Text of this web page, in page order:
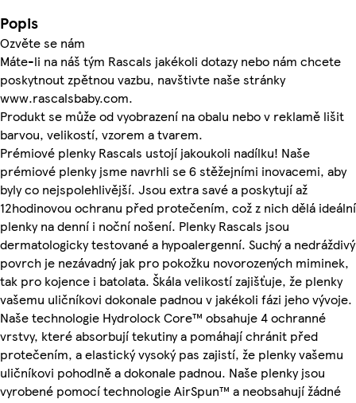
Popis
Ozvěte se nám
Máte-li na náš tým Rascals jakékoli dotazy nebo nám chcete
poskytnout zpětnou vazbu, navštivte naše stránky
www.rascalsbaby.com.
Produkt se může od vyobrazení na obalu nebo v reklamě lišit
barvou, velikostí, vzorem a tvarem.
Prémiové plenky Rascals ustojí jakoukoli nadílku! Naše
prémiové plenky jsme navrhli se 6 stěžejními inovacemi, aby
byly co nejspolehlivější. Jsou extra savé a poskytují až
12hodinovou ochranu před protečením, což z nich dělá ideální
plenky na denní i noční nošení. Plenky Rascals jsou
dermatologicky testované a hypoalergenní. Suchý a nedráždivý
povrch je nezávadný jak pro pokožku novorozených miminek,
tak pro kojence i batolata. Škála velikostí zajišťuje, že plenky
vašemu uličníkovi dokonale padnou v jakékoli fázi jeho vývoje.
Naše technologie Hydrolock Core™ obsahuje 4 ochranné
vrstvy, které absorbují tekutiny a pomáhají chránit před
protečením, a elastický vysoký pas zajistí, že plenky vašemu
uličníkovi pohodlně a dokonale padnou. Naše plenky jsou
vyrobené pomocí technologie AirSpun™ a neobsahují žádné